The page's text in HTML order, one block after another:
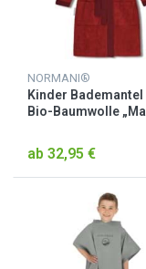
NORMANI®
Kinder Bademantel
Bio-Baumwolle
ab 32,95 €